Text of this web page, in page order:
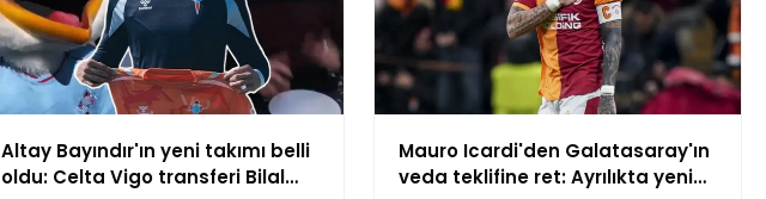
Altay Bayındır'ın yeni takımı belli
oldu: Celta Vigo transferi Bilal
Mauro Icardi'den Galatasaray'ın
veda teklifine ret: Ayrılıkta yeni